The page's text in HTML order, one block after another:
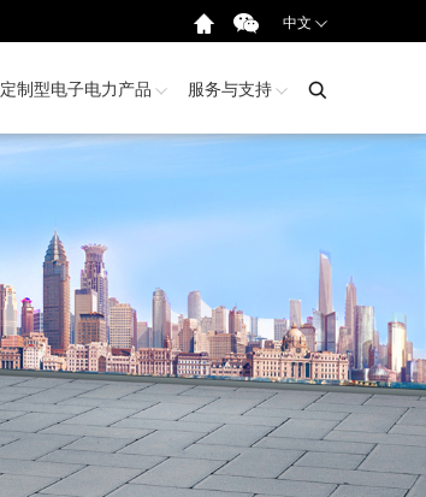
中文
定制型电子电力产品 服务与支持